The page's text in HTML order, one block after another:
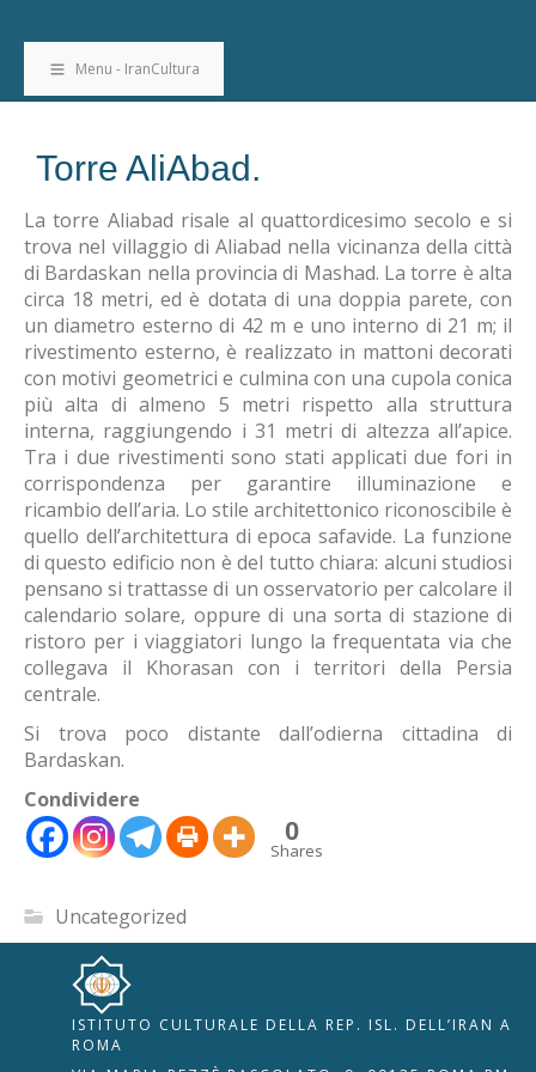
Menu - IranCultura
Torre AliAbad.
La torre Aliabad risale al quattordicesimo secolo e si
trova nel villaggio di Aliabad nella vicinanza della città
di Bardaskan nella provincia di Mashad. La torre è alta
circa 18 metri, ed è dotata di una doppia parete, con
un diametro esterno di 42 m e uno interno di 21 m; il
rivestimento esterno, è realizzato in mattoni decorati
con motivi geometrici e culmina con una cupola conica
più alta di almeno 5 metri rispetto alla struttura
interna, raggiungendo i 31 metri di altezza all’apice.
Tra i due rivestimenti sono stati applicati due fori in
corrispondenza per garantire illuminazione e
ricambio dell’aria. Lo stile architettonico riconoscibile è
quello dell’architettura di epoca safavide. La funzione
di questo edificio non è del tutto chiara: alcuni studiosi
pensano si trattasse di un osservatorio per calcolare il
calendario solare, oppure di una sorta di stazione di
ristoro per i viaggiatori lungo la frequentata via che
collegava il Khorasan con i territori della Persia
centrale.
Si trova poco distante dall’odierna cittadina di
Bardaskan.
Condividere
0
Shares
Uncategorized
ISTITUTO CULTURALE DELLA REP. ISL. DELL’IRAN A
ROMA
RIPRISTINA 🇮🇹 🇬🇧